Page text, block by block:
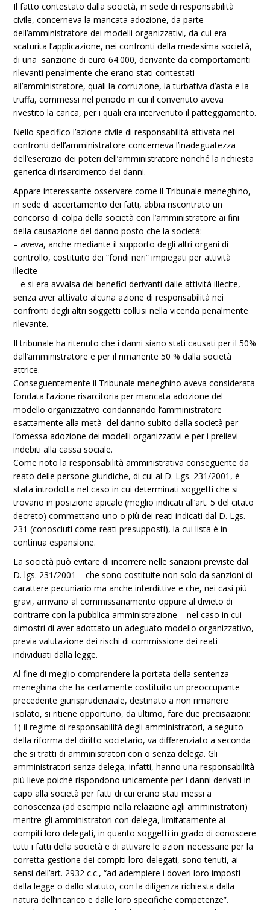
Il fatto contestato dalla società, in sede di responsabilità
civile, concerneva la mancata adozione, da parte
dell’amministratore dei modelli organizzativi, da cui era
scaturita l’applicazione, nei confronti della medesima società,
di una sanzione di euro 64.000, derivante da comportamenti
rilevanti penalmente che erano stati contestati
all’amministratore, quali la corruzione, la turbativa d’asta e la
truffa, commessi nel periodo in cui il convenuto aveva
rivestito la carica, per i quali era intervenuto il patteggiamento.
Nello specifico l’azione civile di responsabilità attivata nei
confronti dell’amministratore concerneva l’inadeguatezza
dell’esercizio dei poteri dell’amministratore nonché la richiesta
generica di risarcimento dei danni.
Appare interessante osservare come il Tribunale meneghino,
in sede di accertamento dei fatti, abbia riscontrato un
concorso di colpa della società con l’amministratore ai fini
della causazione del danno posto che la società:
– aveva, anche mediante il supporto degli altri organi di
controllo, costituito dei “fondi neri” impiegati per attività
illecite
– e si era avvalsa dei benefici derivanti dalle attività illecite,
senza aver attivato alcuna azione di responsabilità nei
confronti degli altri soggetti collusi nella vicenda penalmente
rilevante.
Il tribunale ha ritenuto che i danni siano stati causati per il 50%
dall’amministratore e per il rimanente 50 % dalla società
attrice.
Conseguentemente il Tribunale meneghino aveva considerata
fondata l’azione risarcitoria per mancata adozione del
modello organizzativo condannando l’amministratore
esattamente alla metà del danno subito dalla società per
l’omessa adozione dei modelli organizzativi e per i prelievi
indebiti alla cassa sociale.
Come noto la responsabilità amministrativa conseguente da
reato delle persone giuridiche, di cui al D. Lgs. 231/2001, è
stata introdotta nel caso in cui determinati soggetti che si
trovano in posizione apicale (meglio indicati all’art. 5 del citato
decreto) commettano uno o più dei reati indicati dal D. Lgs.
231 (conosciuti come reati presupposti), la cui lista è in
continua espansione.
La società può evitare di incorrere nelle sanzioni previste dal
D. lgs. 231/2001 – che sono costituite non solo da sanzioni di
carattere pecuniario ma anche interdittive e che, nei casi più
gravi, arrivano al commissariamento oppure al divieto di
contrarre con la pubblica amministrazione – nel caso in cui
dimostri di aver adottato un adeguato modello organizzativo,
previa valutazione dei rischi di commissione dei reati
individuati dalla legge.
Al fine di meglio comprendere la portata della sentenza
meneghina che ha certamente costituito un preoccupante
precedente giurisprudenziale, destinato a non rimanere
isolato, si ritiene opportuno, da ultimo, fare due precisazioni:
1) il regime di responsabilità degli amministratori, a seguito
della riforma del diritto societario, va differenziato a seconda
che si tratti di amministratori con o senza delega. Gli
amministratori senza delega, infatti, hanno una responsabilità
più lieve poiché rispondono unicamente per i danni derivati in
capo alla società per fatti di cui erano stati messi a
conoscenza (ad esempio nella relazione agli amministratori)
mentre gli amministratori con delega, limitatamente ai
compiti loro delegati, in quanto soggetti in grado di conoscere
tutti i fatti della società e di attivare le azioni necessarie per la
corretta gestione dei compiti loro delegati, sono tenuti, ai
sensi dell’art. 2932 c.c., “ad adempiere i doveri loro imposti
dalla legge o dallo statuto, con la diligenza richiesta dalla
natura dell’incarico e dalle loro specifiche competenze”.